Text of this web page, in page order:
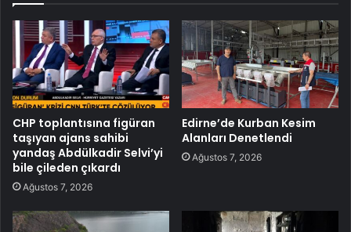
CHP toplantısına figüran
taşıyan ajans sahibi
yandaş Abdülkadir Selvi’yi
bile çileden çıkardı
Ağustos 7, 2026
Edirne’de Kurban Kesim
Alanları Denetlendi
Ağustos 7, 2026